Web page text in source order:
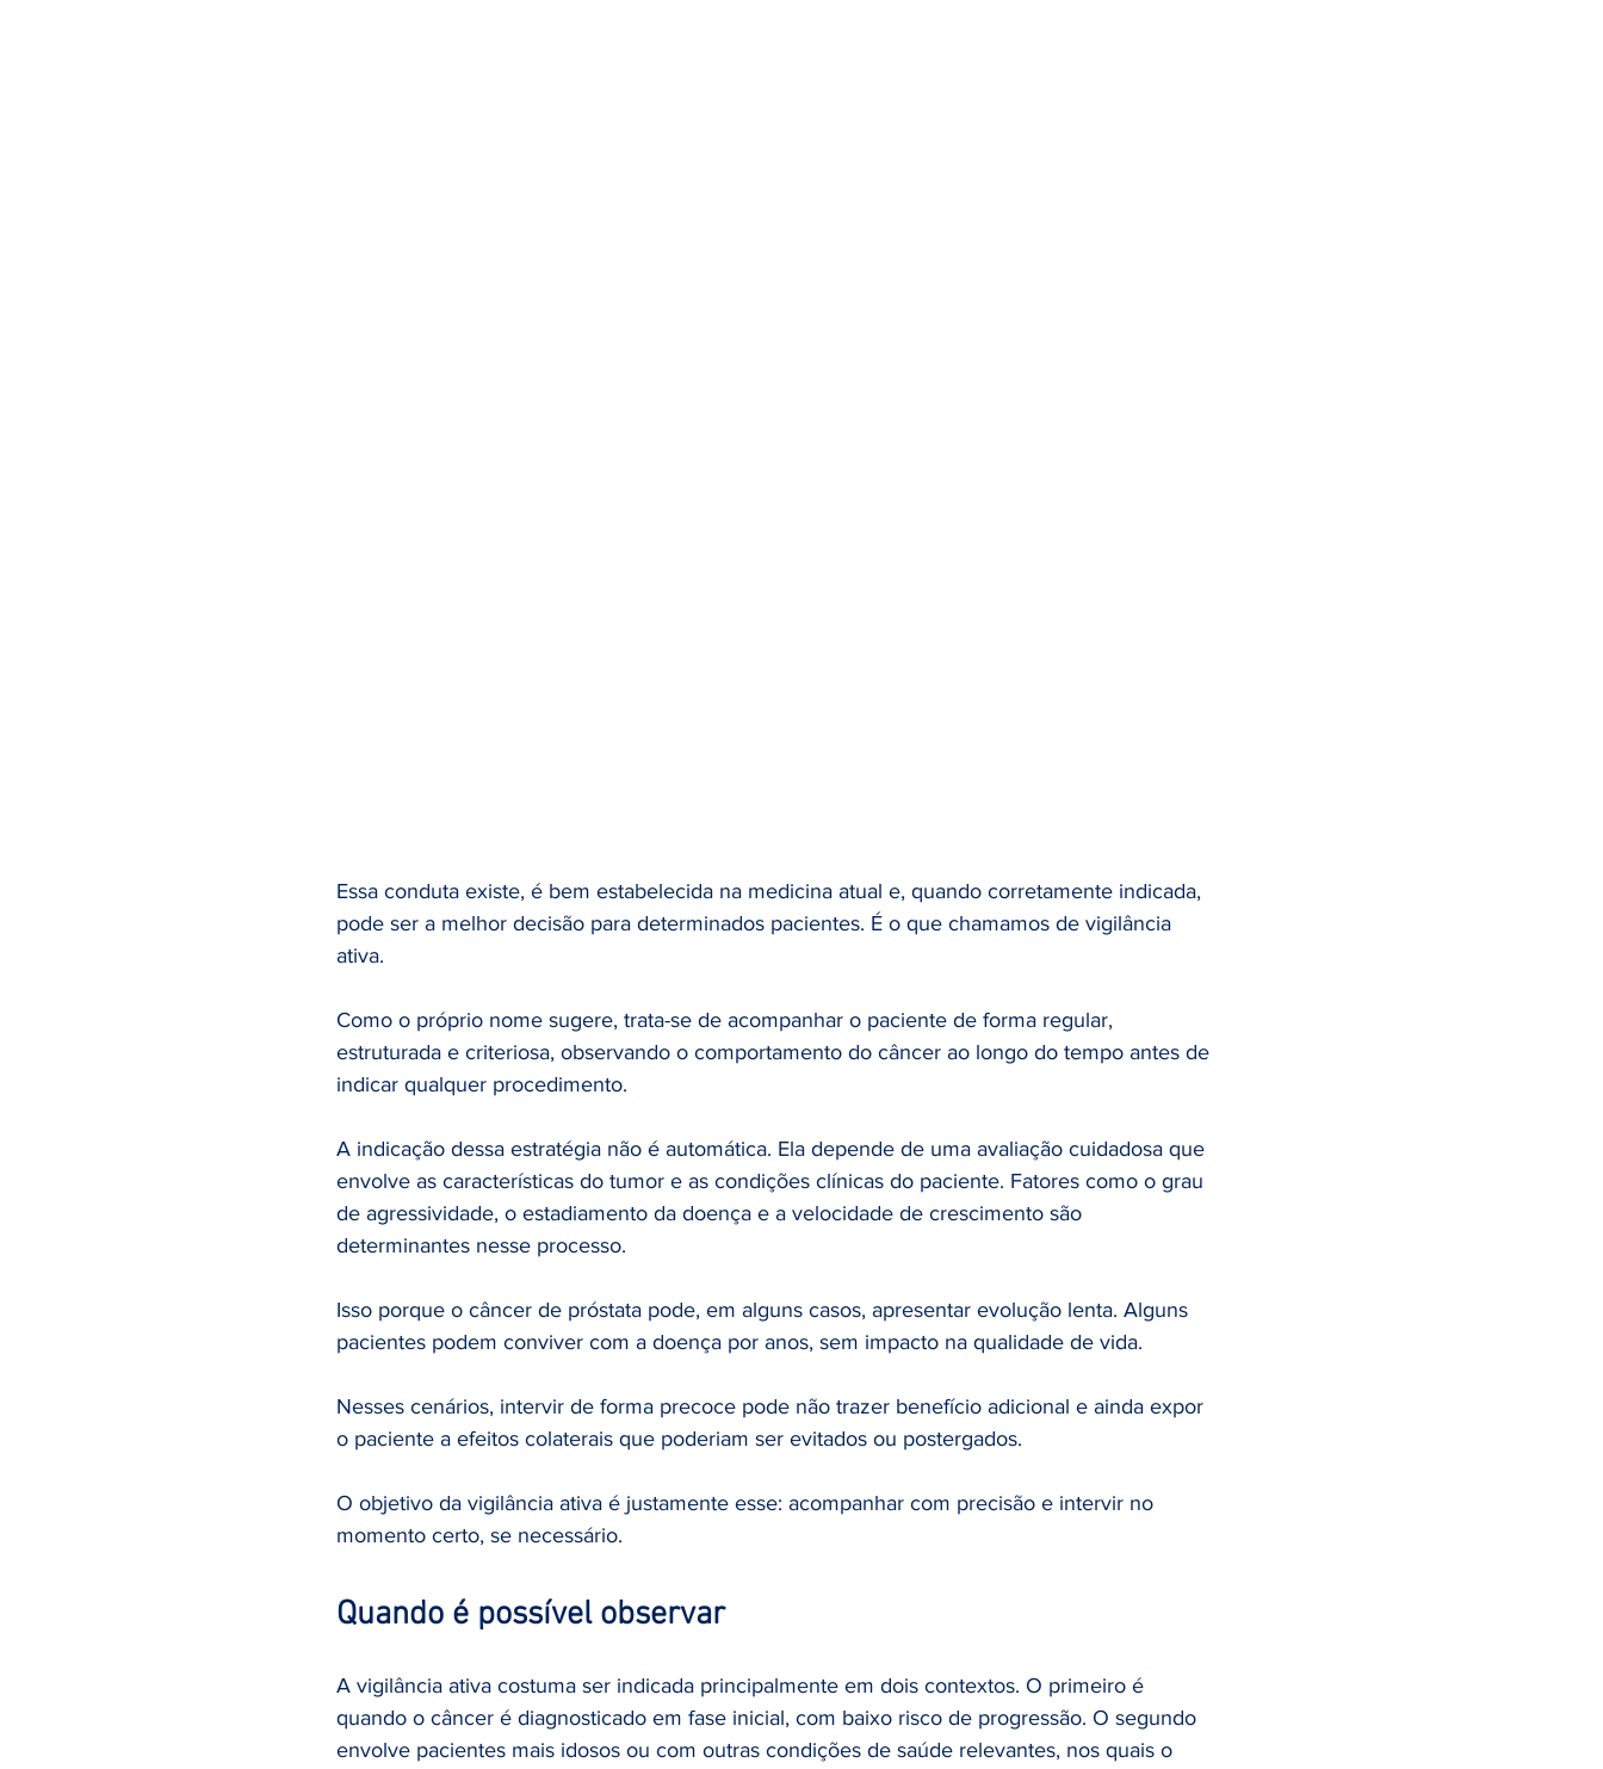
Essa conduta existe, é bem estabelecida na medicina atual e, quando corretamente indicada,
pode ser a melhor decisão para determinados pacientes. É o que chamamos de vigilância
ativa.
Como o próprio nome sugere, trata-se de acompanhar o paciente de forma regular,
estruturada e criteriosa, observando o comportamento do câncer ao longo do tempo antes de
indicar qualquer procedimento.
A indicação dessa estratégia não é automática. Ela depende de uma avaliação cuidadosa que
envolve as características do tumor e as condições clínicas do paciente. Fatores como o grau
de agressividade, o estadiamento da doença e a velocidade de crescimento são
determinantes nesse processo.
Isso porque o câncer de próstata pode, em alguns casos, apresentar evolução lenta. Alguns
pacientes podem conviver com a doença por anos, sem impacto na qualidade de vida.
Nesses cenários, intervir de forma precoce pode não trazer benefício adicional e ainda expor
o paciente a efeitos colaterais que poderiam ser evitados ou postergados.
O objetivo da vigilância ativa é justamente esse: acompanhar com precisão e intervir no
momento certo, se necessário.
Quando é possível observar
A vigilância ativa costuma ser indicada principalmente em dois contextos. O primeiro é
quando o câncer é diagnosticado em fase inicial, com baixo risco de progressão. O segundo
envolve pacientes mais idosos ou com outras condições de saúde relevantes, nos quais o